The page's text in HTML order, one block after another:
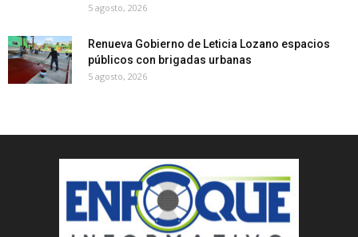
5 agosto, 2026
Renueva Gobierno de Leticia Lozano espacios
públicos con brigadas urbanas
5 agosto, 2026